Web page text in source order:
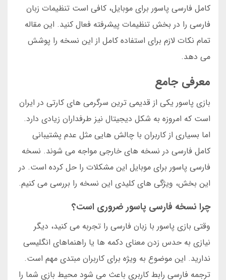
کامل فارسی پاسور برای موبایل، کافی است تنظیمات زبان
فارسی را در بخش تنظیمات پیشرفته فعال کنید. این مقاله
تمام نکات لازم برای استفاده کامل از این نسخه را پوشش
می دهد.
معرفی جامع
بازی پاسور یکی از قدیمی ترین سرگرمی های کارتی در ایران
است که امروزه به شکل دیجیتال نیز طرفداران زیادی دارد.
اما بسیاری از کاربران با چالش هایی مثل عدم پشتیبانی
کامل فارسی در نسخه های خارجی مواجه می شوند. نسخه
فارسی پاسور برای موبایل این مشکلات را حل کرده است. در
این بخش، ویژگی های کلیدی این نسخه را بررسی می کنیم.
چرا نسخه فارسی پاسور ضروری است؟
وقتی بازی پاسور با زبان فارسی را تجربه می کنید، دیگر
نیازی به حدس زدن معنای دکمه ها یا راهنماهای انگلیسی
ندارید. این موضوع به ویژه برای کاربران مبتدی مهم است.
ترجمه فارسی رابط کاربری باعث می شود محیط بازی شما را